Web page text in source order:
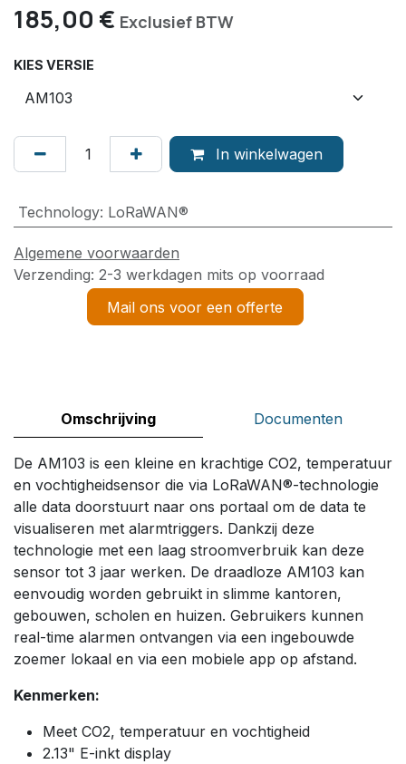
185,00 € Exclusief BTW
KIES VERSIE
In winkelwagen
Technology: LoRaWAN®
Algemene voorwaarden
Verzending: 2-3 werkdagen mits op voorraad
Mail ons voor een offerte
Omschrijving Documenten
De AM103 is een kleine en krachtige CO2, temperatuur
en vochtigheidsensor die via LoRaWAN®-technologie
alle data doorstuurt naar ons portaal om de data te
visualiseren met alarmtriggers. Dankzij deze
technologie met een laag stroomverbruik kan deze
sensor tot 3 jaar werken. De draadloze AM103 kan
eenvoudig worden gebruikt in slimme kantoren,
gebouwen, scholen en huizen. Gebruikers kunnen
real-time alarmen ontvangen via een ingebouwde
zoemer lokaal en via een mobiele app op afstand.
Kenmerken:
Meet CO2, temperatuur en vochtigheid
2.13" E-inkt display